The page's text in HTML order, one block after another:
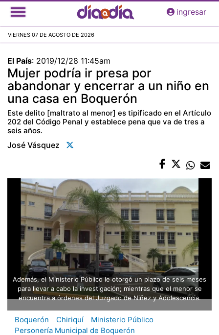
Pasar
al
principal
ingresar
VIERNES 07 DE AGOSTO DE 2026
El País: 2019/12/28 11:45am
Mujer podría ir presa por
abandonar y encerrar a un niño en
una casa en Boquerón
Este delito [maltrato al menor] es tipificado en el Artículo
202 del Código Penal y establece pena que va de tres a
seis años.
José Vásquez
Además, el Ministerio Público le otorgó un plazo de seis meses
para llevar a cabo la investigación; mientras que el menor se
encuentra a órdenes del Juzgado de Niñez y Adolescencia.
Boquerón Chiriquí
Ministerio Público
Personería Municipal de Boquerón